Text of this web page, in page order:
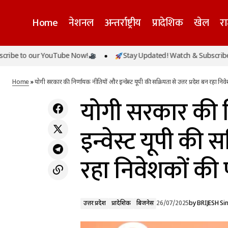
Home नेशनल अन्तर्राष्ट्रीय प्रादेशिक खेल
बिजली विभाग को मुख्यमंत्री का साफ संदेश, ट्रिपिंग,
उत्तर प्रदेश
प्रादेशिक
YouTube Now! Stay Updated! Watch & Subscribe to our
Home»योगी सरकार की निर्णायक नीतियों और इन्वेस्ट यूपी की सक्रियता से उत्तर प्रदेश बन रहा
योगी सरकार की
इन्वेस्ट यूपी की
रहा निवेशकों
उत्तर प्रदेश प्रादेशिक बिजनेस 26/07/2025byBRIJESH